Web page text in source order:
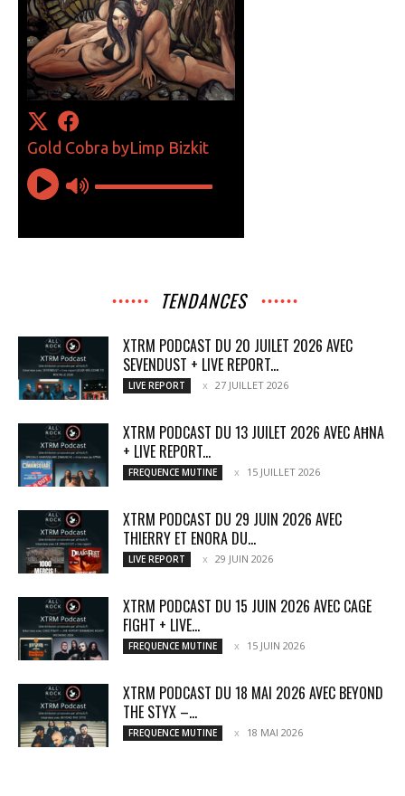
TENDANCES
XTRM PODCAST DU 20 JUILET 2026 AVEC
SEVENDUST + LIVE REPORT...
LIVE REPORT 27 JUILLET 2026
XTRM PODCAST DU 13 JUILET 2026 AVEC AĦNA
+ LIVE REPORT...
FREQUENCE MUTINE 15 JUILLET 2026
XTRM PODCAST DU 29 JUIN 2026 AVEC
THIERRY ET ENORA DU...
LIVE REPORT 29 JUIN 2026
XTRM PODCAST DU 15 JUIN 2026 AVEC CAGE
FIGHT + LIVE...
FREQUENCE MUTINE 15 JUIN 2026
XTRM PODCAST DU 18 MAI 2026 AVEC BEYOND
THE STYX –...
FREQUENCE MUTINE 18 MAI 2026